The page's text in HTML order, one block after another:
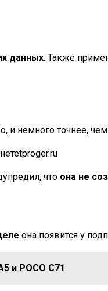
данных. Также
и немного точнее,
что она не
она появится у
и POCO C71